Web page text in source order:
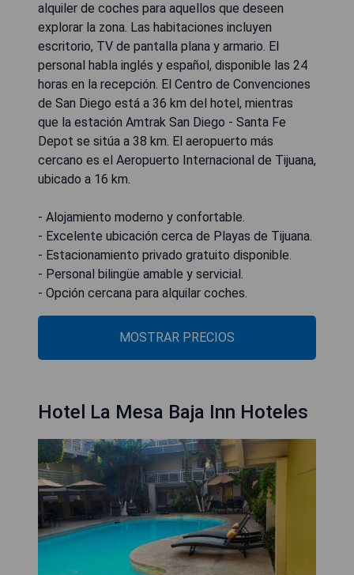
alquiler de coches para aquellos que deseen
explorar la zona. Las habitaciones incluyen
escritorio, TV de pantalla plana y armario. El
personal habla inglés y español, disponible las 24
horas en la recepción. El Centro de Convenciones
de San Diego está a 36 km del hotel, mientras
que la estación Amtrak San Diego - Santa Fe
Depot se sitúa a 38 km. El aeropuerto más
cercano es el Aeropuerto Internacional de Tijuana,
ubicado a 16 km.
- Alojamiento moderno y confortable.
- Excelente ubicación cerca de Playas de Tijuana.
- Estacionamiento privado gratuito disponible.
- Personal bilingüe amable y servicial.
- Opción cercana para alquilar coches.
MOSTRAR PRECIOS
Hotel La Mesa Baja Inn Hoteles